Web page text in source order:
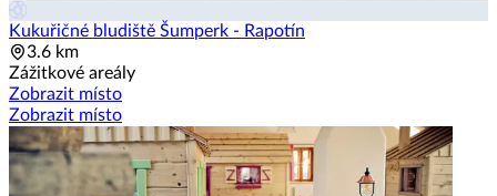
Kukuřičné bludiště Šumperk - Rapotín
3.6 km
Zážitkové areály
Zobrazit místo
Zobrazit místo